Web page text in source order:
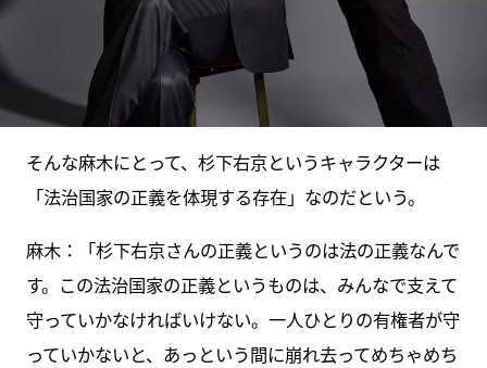
そんな麻木にとって、杉下右京というキャラクターは
「法治国家の正義を体現する存在」なのだという。
麻木：「杉下右京さんの正義というのは法の正義なんで
す。この法治国家の正義というものは、みんなで支えて
守っていかなければいけない。一人ひとりの有権者が守
っていかないと、あっという間に崩れ去ってめちゃめち